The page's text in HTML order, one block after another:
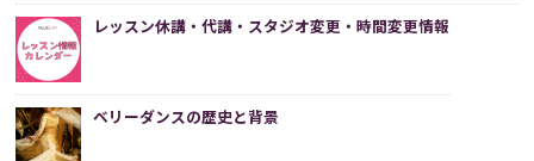
レッスン休講・代講・スタジオ変更・時間変更情報
ベリーダンスの歴史と背景